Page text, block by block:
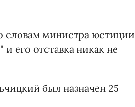
словам министра юстиции
его отставка никак не
был назначен 25